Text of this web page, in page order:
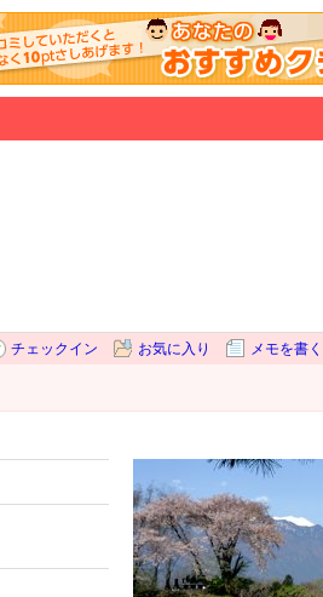
チェックイン お気に入り メモを書く